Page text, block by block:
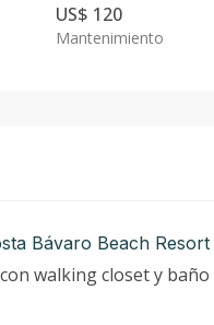
US$ 120
Mantenimiento
Bávaro Beach
walking closet y baño